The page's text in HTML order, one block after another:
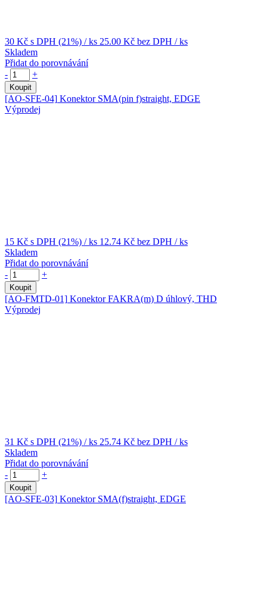
30 Kč s DPH (21%) / ks 25.00 Kč bez DPH / ks
Skladem
Přidat do porovnávání
-
+
Koupit
[AO-SFE-04] Konektor SMA(pin f)straight, EDGE
Výprodej
15 Kč s DPH (21%) / ks 12.74 Kč bez DPH / ks
Skladem
Přidat do porovnávání
-
+
Koupit
[AO-FMTD-01] Konektor FAKRA(m) D úhlový, THD
Výprodej
31 Kč s DPH (21%) / ks 25.74 Kč bez DPH / ks
Skladem
Přidat do porovnávání
-
+
Koupit
[AO-SFE-03] Konektor SMA(f)straight, EDGE